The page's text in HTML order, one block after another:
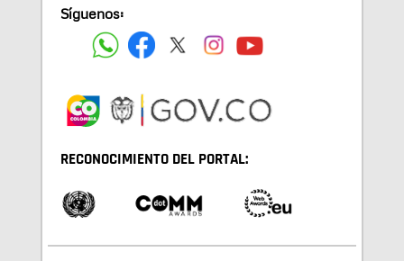
Síguenos:
RECONOCIMIENTO DEL PORTAL: